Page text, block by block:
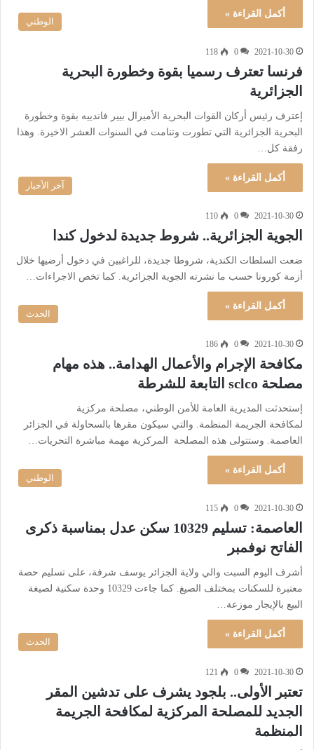
أكمل القراءة »
الوطني
2021-10-30
0
118
فرنسا تعترف رسميا بقوة وخطورة البحرية
الجزائرية
إعترف رئيس أركان القوات البحرية الأميرال بيير فاندييه بقوة وخطورة
البحرية الجزائرية التي تطورت وتنامت في السنوات العشر الاخيرة. وهذا
رفقة كل…
أكمل القراءة »
آخر الأخبار
2021-10-30
0
110
الجوية الجزائرية.. شروط جديدة لدخول كندا
ضعت السلطات الكندية، شروطا جديدة، للراغبين في دخول أرضيها خلال
أزمة كورونا حسب ما نشرته الجوية الجزائرية. كما تخص الاجراءات…
أكمل القراءة »
الحدث
2021-10-30
0
186
مكافحة الإجرام والأعمال الهدامة.. هذه مهام
مصلحة sclco التابعة للشرطة
إستحدثت المديرية العامة للأمن الوطني، مصلحة مركزية
لمكافحة الجريمة المنظمة. والتي سيكون مقرها بالسحاولة في الجزائر
العاصمة. وستتولى هذه المصلحة المركزية مهمة مباشرة التحريات…
أكمل القراءة »
الوطني
2021-10-30
0
115
العاصمة: تسليم 10329 سكن عدل بمناسبة ذكرى
الفاتح نوفمبر
أشرف اليوم السبت والي ولاية الجزائر يوسف شرفة، على تسليم حصة
معتبرة للسكنات بمختلف الصيغ. كما جاءت 10329 وحدة سكنية لصيغة
البيع بالإيجار موزعة…
أكمل القراءة »
الحدث
2021-10-30
0
121
تعتبر الأولى.. بلجود يشرف على تدشين المقر
الجديد للمصلحة المركزية لمكافحة الجريمة
المنظمة